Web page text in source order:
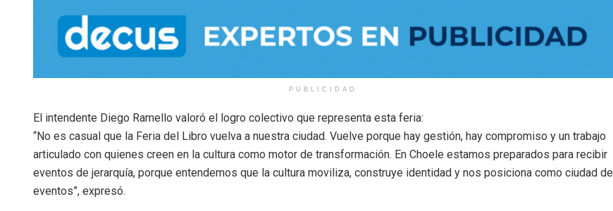
PUBLICIDAD
El intendente Diego Ramello valoró el logro colectivo que representa esta feria:
“No es casual que la Feria del Libro vuelva a nuestra ciudad. Vuelve porque hay gestión, hay compromiso y un trabajo
articulado con quienes creen en la cultura como motor de transformación. En Choele estamos preparados para recibir
eventos de jerarquía, porque entendemos que la cultura moviliza, construye identidad y nos posiciona como ciudad de
eventos”, expresó.